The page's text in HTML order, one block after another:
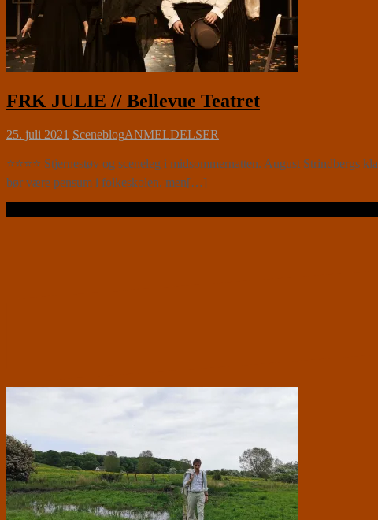
FRK JULIE // Bellevue Teatret
25. juli 2021 SceneblogANMELDELSER
⭐⭐⭐⭐ Stjernestøv og sceneleg i midsommernatten. August
bør være pensum i folkeskolen, men[…]